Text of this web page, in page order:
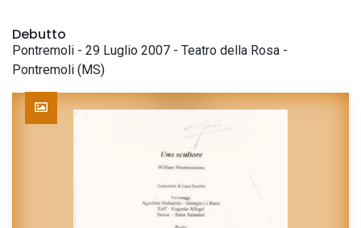
Debutto
Pontremoli - 29 Luglio 2007 - Teatro della Rosa -
Pontremoli (MS)